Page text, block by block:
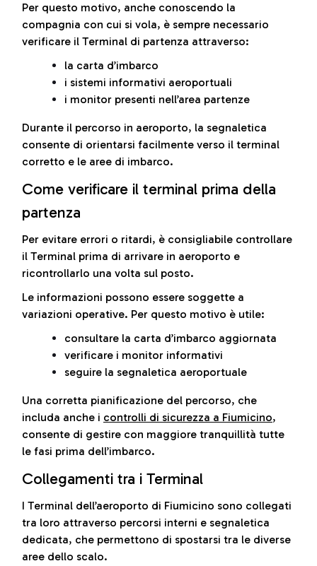
Per questo motivo, anche conoscendo la
compagnia con cui si vola, è sempre necessario
verificare il Terminal di partenza attraverso:
la carta d’imbarco
i sistemi informativi aeroportuali
i monitor presenti nell’area partenze
Durante il percorso in aeroporto, la segnaletica
consente di orientarsi facilmente verso il terminal
corretto e le aree di imbarco.
Come verificare il terminal prima della
partenza
Per evitare errori o ritardi, è consigliabile controllare
il Terminal prima di arrivare in aeroporto e
ricontrollarlo una volta sul posto.
Le informazioni possono essere soggette a
variazioni operative. Per questo motivo è utile:
consultare la carta d’imbarco aggiornata
verificare i monitor informativi
seguire la segnaletica aeroportuale
Una corretta pianificazione del percorso, che
includa anche i controlli di sicurezza a Fiumicino,
consente di gestire con maggiore tranquillità tutte
le fasi prima dell’imbarco.
Collegamenti tra i Terminal
I Terminal dell’aeroporto di Fiumicino sono collegati
tra loro attraverso percorsi interni e segnaletica
dedicata, che permettono di spostarsi tra le diverse
aree dello scalo.